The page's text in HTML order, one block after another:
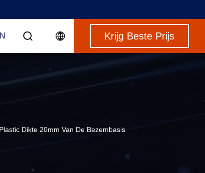
Krijg Beste Prijs
Dikte 20mm Van De Bezembasis